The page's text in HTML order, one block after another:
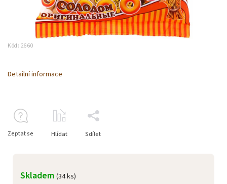
Kód: 2660
Skladem (34 ks)
Detailní informace
Zeptat se Hlídat Sdílet